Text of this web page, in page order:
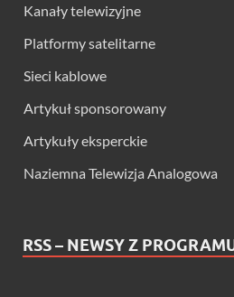
Kanały telewizyjne
Platformy satelitarne
Sieci kablowe
Artykuł sponsorowany
Artykuły eksperckie
Naziemna Telewizja Analogowa
RSS – NEWSY Z